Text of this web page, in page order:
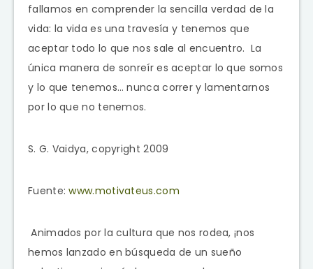
fallamos en comprender la sencilla verdad de la
vida: la vida es una travesía y tenemos que
aceptar todo lo que nos sale al encuentro. La
única manera de sonreír es aceptar lo que somos
y lo que tenemos… nunca correr y lamentarnos
por lo que no tenemos.
S. G. Vaidya, copyright 2009
Fuente:www.motivateus.com
Animados por la cultura que nos rodea, ¡nos
hemos lanzado en búsqueda de un sueño